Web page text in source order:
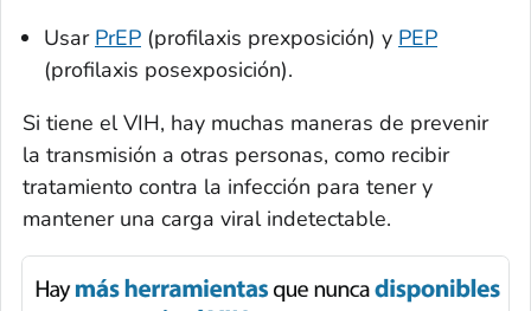
Usar PrEP (profilaxis prexposición) y PEP
(profilaxis posexposición).
Si tiene el VIH, hay muchas maneras de prevenir
la transmisión a otras personas, como recibir
tratamiento contra la infección para tener y
mantener una carga viral indetectable.